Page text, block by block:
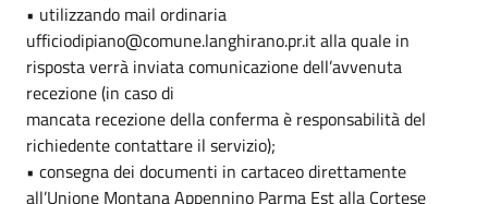
• utilizzando mail ordinaria
ufficiodipiano@comune.langhirano.pr.it alla quale in
risposta verrà inviata comunicazione dell’avvenuta
recezione (in caso di
mancata recezione della conferma è responsabilità del
richiedente contattare il servizio);
• consegna dei documenti in cartaceo direttamente
all’Unione Montana Appennino Parma Est alla Cortese